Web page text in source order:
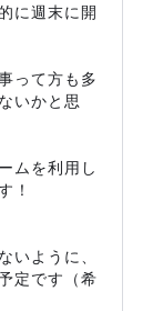
に週末に開
って方も多
いかと思
ムを利用し
！
いように、
定です（希